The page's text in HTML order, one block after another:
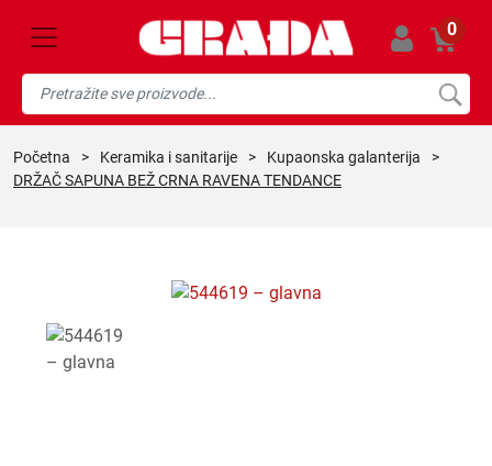
0
početna > keramika i sanitarije > kupaonska galanterija
>
DRŽAČ SAPUNA BEŽ CRNA RAVENA TENDANCE